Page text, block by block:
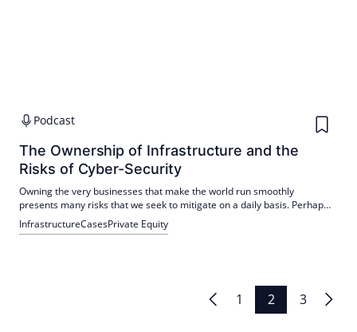
Podcast
The Ownership of Infrastructure and the
Risks of Cyber-Security
Owning the very businesses that make the world run smoothly
presents many risks that we seek to mitigate on a daily basis. Perhaps
the most challenging to track, assess and manage of these risks is
cyber-security in an environment where data-ransoming and cyber-
InfrastructureCasesPrivate Equity
Seitennummerierung
1 2 3